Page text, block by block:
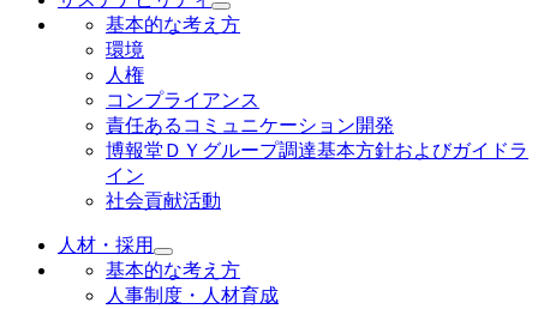
基本的な考え方
環境
人権
コンプライアンス
責任あるコミュニケーション開発
博報堂ＤＹグループ調達基本方針およびガイドラ
イン
社会貢献活動
人材・採用
基本的な考え方
人事制度・人材育成